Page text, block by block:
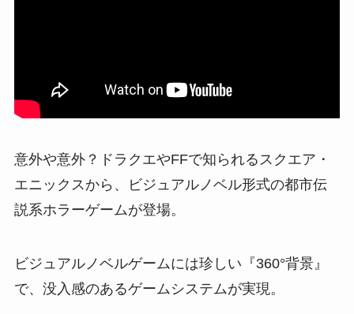
意外や意外？ドラクエやFFで知られるスクエア・
エニックスから、ビジュアルノベル形式の都市伝
説系ホラーゲームが登場。
ビジュアルノベルゲームには珍しい『360°背景』
で、没入感のあるゲームシステムが実現。